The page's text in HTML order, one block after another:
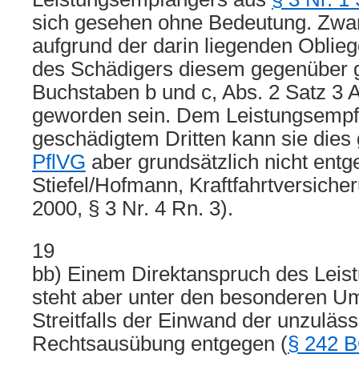
sich gesehen ohne Bedeutung.
aufgrund der darin liegenden
des Schädigers diesem gegenüber
Buchstaben b und c, Abs. 2 Satz 3
geworden sein. Dem
geschädigtem Dritten kann sie
PflVG aber grundsätzlich nicht
Stiefel/Hofmann,
2000, § 3 Nr. 4 Rn. 3).
19
bb) Einem Direktanspruch des
steht aber unter den besonderen
Streitfalls der Einwand der
Rechtsausübung entgegen (§ 242